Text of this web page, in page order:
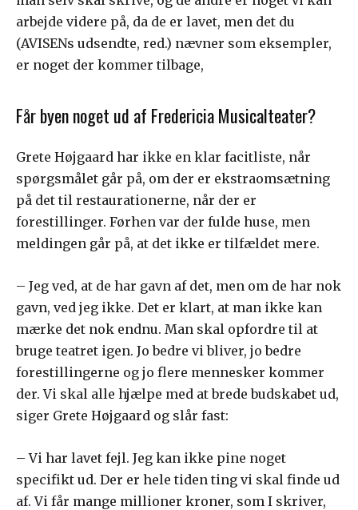
arbejde videre på, da de er lavet, men det du
(AVISENs udsendte, red.) nævner som eksempler,
er noget der kommer tilbage,
Får byen noget ud af Fredericia Musicalteater?
Grete Højgaard har ikke en klar facitliste, når
spørgsmålet går på, om der er ekstraomsætning
på det til restaurationerne, når der er
forestillinger. Førhen var der fulde huse, men
meldingen går på, at det ikke er tilfældet mere.
– Jeg ved, at de har gavn af det, men om de har nok
gavn, ved jeg ikke. Det er klart, at man ikke kan
mærke det nok endnu. Man skal opfordre til at
bruge teatret igen. Jo bedre vi bliver, jo bedre
forestillingerne og jo flere mennesker kommer
der. Vi skal alle hjælpe med at brede budskabet ud,
siger Grete Højgaard og slår fast:
– Vi har lavet fejl. Jeg kan ikke pine noget
specifikt ud. Der er hele tiden ting vi skal finde ud
af. Vi får mange millioner kroner, som I skriver,